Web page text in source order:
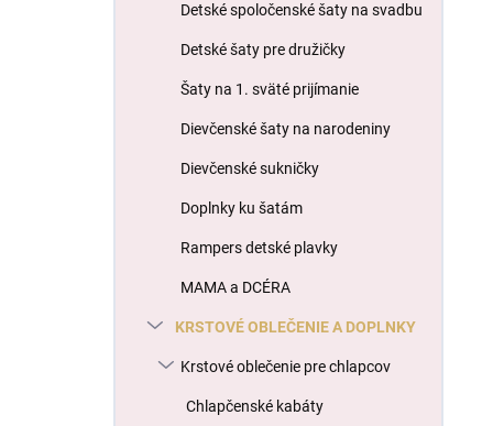
Detské spoločenské šaty na svadbu
Detské šaty pre družičky
Šaty na 1. sväté prijímanie
Dievčenské šaty na narodeniny
Dievčenské sukničky
Doplnky ku šatám
Rampers detské plavky
MAMA a DCÉRA
KRSTOVÉ OBLEČENIE A DOPLNKY
Krstové oblečenie pre chlapcov
Chlapčenské kabáty